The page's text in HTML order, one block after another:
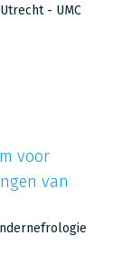
- UMC
voor
van